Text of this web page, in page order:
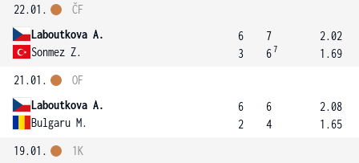
22.01.
Laboutkova A.
Sonmez Z.
ČF
6
3
7
67
2.02
1.69
21.01.
Laboutkova A.
Bulgaru M.
OF
6
2
6
4
2.08
1.65
19.01.
1K